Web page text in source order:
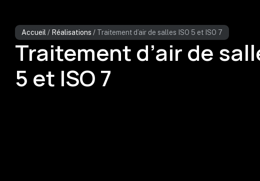
Accueil/ Réalisations / Traitement d’air de salles ISO 5 et ISO 7
Traitement d’air de
5 et ISO 7